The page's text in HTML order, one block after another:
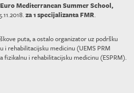
Euro Mediterranean Summer School,
za 1 specijalizanta FMR.
puta, a ostalo organizator uz podršku
i rehabilitacijsku medicinu (UEMS PRM
fizikalnu i rehabilitacijsku medicinu (ESPRM).